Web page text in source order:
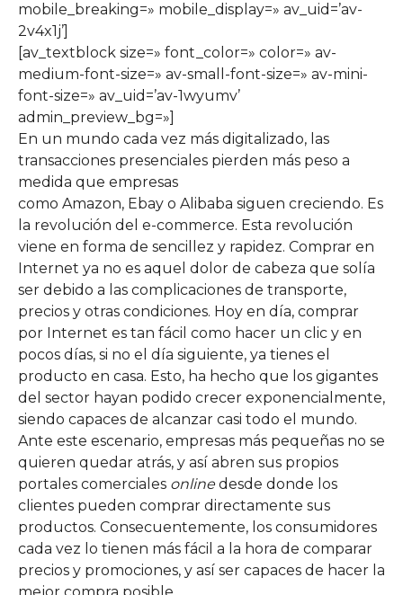
mobile_breaking=» mobile_display=» av_uid=’av-
2v4x1j’]
[av_textblock size=» font_color=» color=» av-
medium-font-size=» av-small-font-size=» av-mini-
font-size=» av_uid=’av-1wyumv’
admin_preview_bg=»]
En un mundo cada vez más digitalizado, las
transacciones presenciales pierden más peso a
medida que empresas
como Amazon, Ebay o Alibaba siguen creciendo. Es
la revolución del e-commerce. Esta revolución
viene en forma de sencillez y rapidez. Comprar en
Internet ya no es aquel dolor de cabeza que solía
ser debido a las complicaciones de transporte,
precios y otras condiciones. Hoy en día, comprar
por Internet es tan fácil como hacer un clic y en
pocos días, si no el día siguiente, ya tienes el
producto en casa. Esto, ha hecho que los gigantes
del sector hayan podido crecer exponencialmente,
siendo capaces de alcanzar casi todo el mundo.
Ante este escenario, empresas más pequeñas no se
quieren quedar atrás, y así abren sus propios
portales comerciales onlinedesde donde los
clientes pueden comprar directamente sus
productos. Consecuentemente, los consumidores
cada vez lo tienen más fácil a la hora de comparar
precios y promociones, y así ser capaces de hacer la